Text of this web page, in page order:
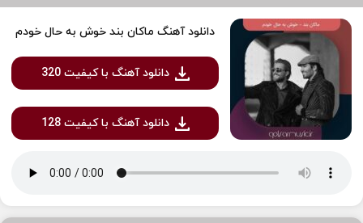
دانلود آهنگ ماکان بند خوش به حال خودم
دانلود آهنگ با کیفیت 320
دانلود آهنگ با کیفیت 128